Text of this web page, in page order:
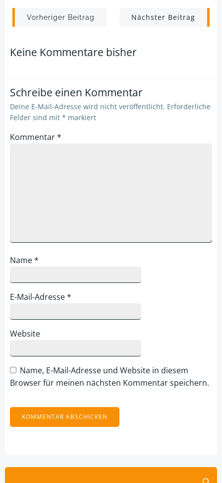
Post
navigation
Vorheriger Beitrag
Post
navigation
Nächster Beitrag
Keine Kommentare bisher
Schreibe einen Kommentar
Deine E-Mail-Adresse wird nicht veröffentlicht. Erforderliche
Felder sind mit * markiert
Kommentar*
Name*
E-Mail-Adresse*
Website
Name, E-Mail-Adresse und Website in diesem
Browser für meinen nächsten Kommentar speichern.